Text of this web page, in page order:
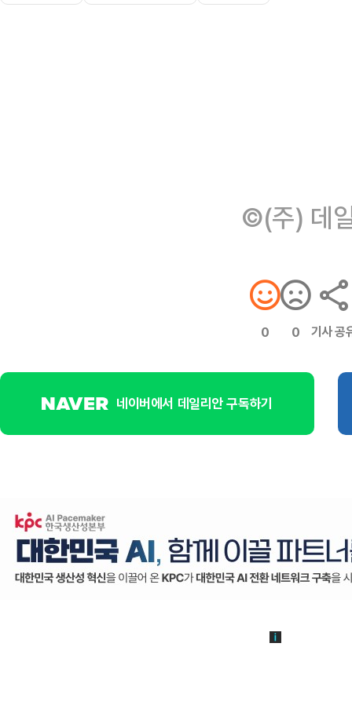
©(주) 데
0 0 기사 공
네이버에서 데일리안 구독하기